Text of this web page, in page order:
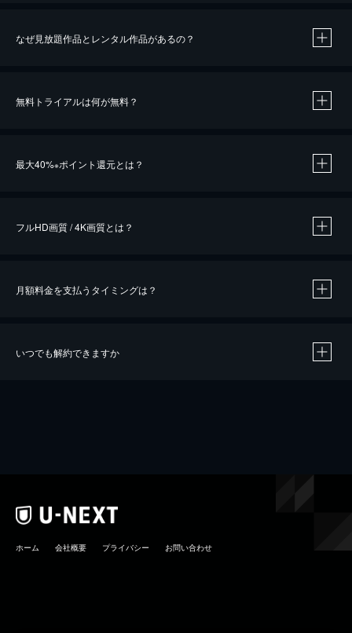
なぜ見放題作品とレンタル作品があるの？
無料トライアルは何が無料？
最大40%※ポイント還元とは？
※40％ポイント還元の対象は、クレジットカード決済による作品の購入 / レンタルです。
フルHD画質 / 4K画質とは？
月額料金を支払うタイミングは？
いつでも解約できますか
ホーム 会社概要 プライバシー お問い合わせ